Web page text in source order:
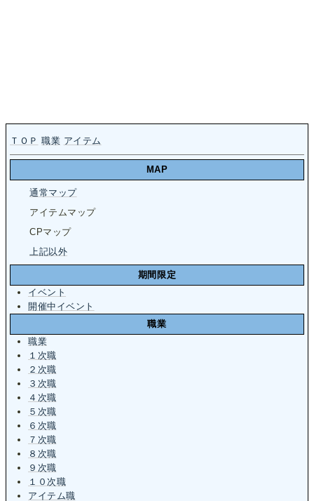
ＴＯＰ 職業 アイテム
MAP
通常マップ
アイテムマップ
CPマップ
上記以外
期間限定
イベント
開催中イベント
職業
職業
１次職
２次職
３次職
４次職
５次職
６次職
７次職
８次職
９次職
１０次職
アイテム職